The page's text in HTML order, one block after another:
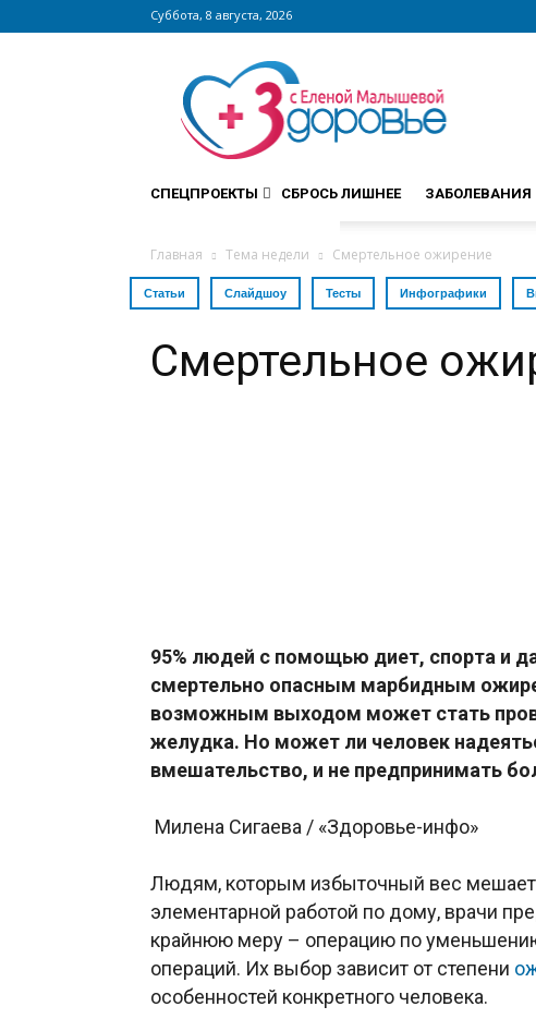
Суббота, 8 августа, 2026
Сайт
zdorovieinfo.ru
крупнейший
медицинский
интернет-
СПЕЦПРОЕКТЫ СБРОСЬ ЛИШНЕЕ ЗАБОЛЕВАНИЯ
Главная Тема недели Смертельное ожирение
Статьи Слайдшоу Тесты Инфографики
Смертельное
95% людей с помощью диет, спорта и
смертельно опасным марбидным
возможным выходом может стать
желудка. Но может ли человек
вмешательство, и не предпринимать
Милена Сигаева / «Здоровье-инфо»
Людям, которым избыточный вес мешает
элементарной работой по дому, врачи
крайнюю меру – операцию по
операций. Их выбор зависит от степени
особенностей конкретного человека.